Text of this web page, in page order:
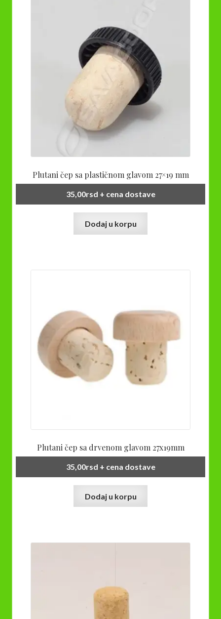
Plutani čep sa plastičnom glavom 27×19 mm
35,00rsd + cena dostave
Dodaj u korpu
Plutani čep sa drvenom glavom 27x19mm
35,00rsd + cena dostave
Dodaj u korpu